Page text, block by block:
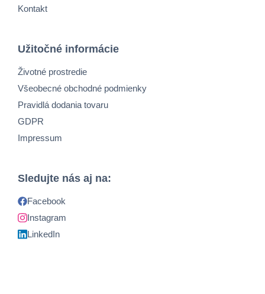
Kontakt
Užitočné informácie
Životné prostredie
Všeobecné obchodné podmienky
Pravidlá dodania tovaru
GDPR
Impressum
Sledujte nás aj na:
Facebook
Instagram
LinkedIn